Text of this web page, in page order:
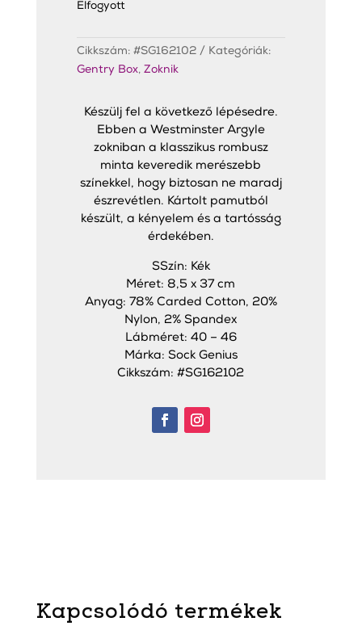
Elfogyott
Cikkszám: #SG162102
Kategóriák:
Gentry Box, Zoknik
Készülj fel a következő lépésedre.
Ebben a Westminster Argyle
zokniban a klasszikus rombusz
minta keveredik merészebb
színekkel, hogy biztosan ne maradj
észrevétlen. Kártolt pamutból
készült, a kényelem és a tartósság
érdekében.
SSzín: Kék
Méret: 8,5 x 37 cm
Anyag: 78% Carded Cotton, 20%
Nylon, 2% Spandex
Lábméret: 40 – 46
Márka: Sock Genius
Cikkszám: #SG162102
Kapcsolódó termékek